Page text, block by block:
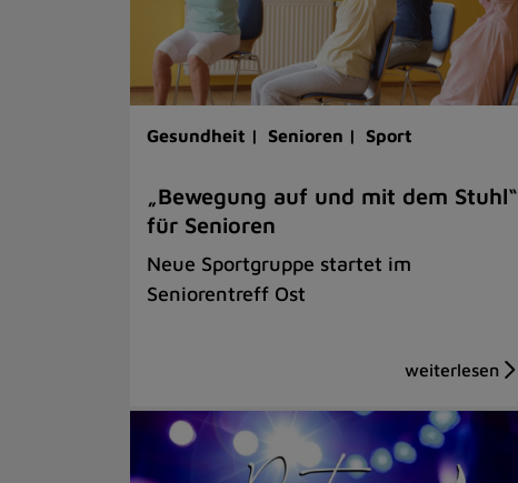
Gesundheit | Senioren | Sport
„Bewegung auf und mit dem Stuhl“
für Senioren
Neue Sportgruppe startet im
Seniorentreff Ost